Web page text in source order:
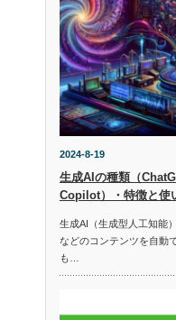
2024-8-19
生成AIの種類（
Copilot）・特徴と使
生成AI（生成型人工知能
などのコンテンツを自動
も…